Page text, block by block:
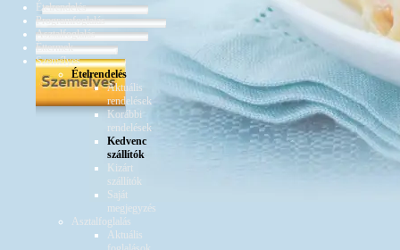
Ételrendelés
Programfoglalás
Asztalfoglalás
Éttermek
Személyes
Ételrendelés
Aktuális
rendelések
Korábbi
rendelések
Kedvenc
szállítók
Kizárt
szállítók
Saját
megjegyzés
Asztalfoglalás
Aktuális